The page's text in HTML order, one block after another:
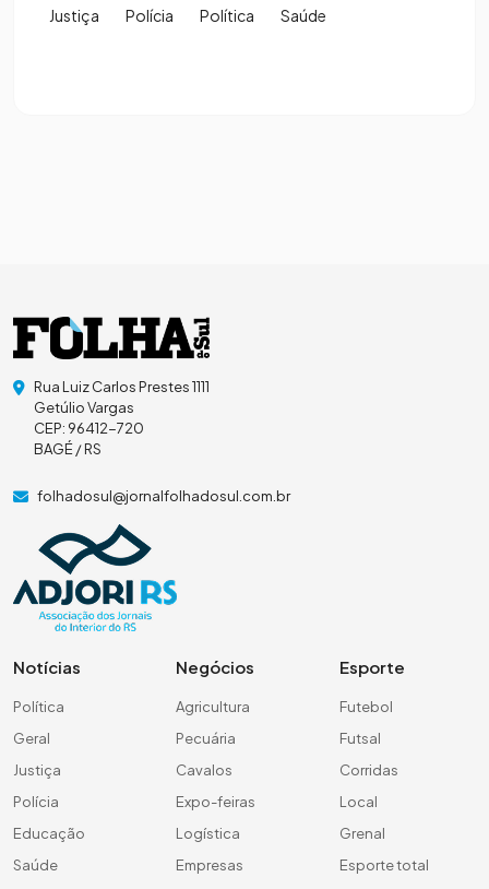
Justiça Polícia Política Saúde
Rua Luiz Carlos Prestes 1111
Getúlio Vargas
CEP: 96412-720
BAGÉ / RS
folhadosul@jornalfolhadosul.com.br
Notícias
Política
Geral
Justiça
Polícia
Educação
Saúde
Negócios
Agricultura
Pecuária
Cavalos
Expo-feiras
Logística
Empresas
Esporte
Futebol
Futsal
Corridas
Local
Grenal
Esporte total